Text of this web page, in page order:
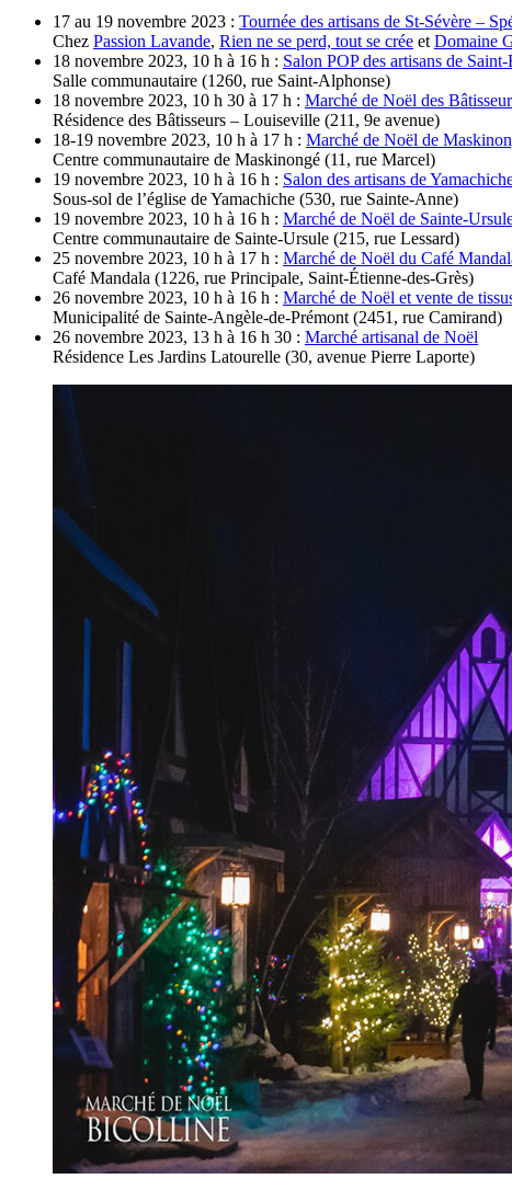
17 au 19 novembre 2023 : Tournée des artisans de St-Sévère –
Chez Passion Lavande, Rien ne se perd, tout se crée et Domaine
18 novembre 2023, 10 h à 16 h : Salon POP des artisans de
Salle communautaire (1260, rue Saint-Alphonse)
18 novembre 2023, 10 h 30 à 17 h : Marché de Noël des
Résidence des Bâtisseurs – Louiseville (211, 9e avenue)
18-19 novembre 2023, 10 h à 17 h : Marché de Noël de
Centre communautaire de Maskinongé (11, rue Marcel)
19 novembre 2023, 10 h à 16 h : Salon des artisans de
Sous-sol de l’église de Yamachiche (530, rue Sainte-Anne)
19 novembre 2023, 10 h à 16 h : Marché de Noël de Sainte-
Centre communautaire de Sainte-Ursule (215, rue Lessard)
25 novembre 2023, 10 h à 17 h : Marché de Noël du Café
Café Mandala (1226, rue Principale, Saint-Étienne-des-Grès)
26 novembre 2023, 10 h à 16 h : Marché de Noël et vente de
Municipalité de Sainte-Angèle-de-Prémont (2451, rue Camirand)
26 novembre 2023, 13 h à 16 h 30 : Marché artisanal de Noël
Résidence Les Jardins Latourelle (30, avenue Pierre Laporte)